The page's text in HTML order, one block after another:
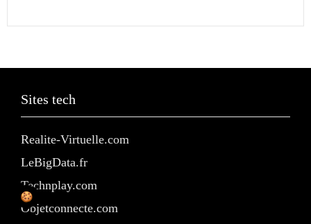
Sites tech
Realite-Virtuelle.com
LeBigData.fr
Technplay.com
Objetconnecte.com